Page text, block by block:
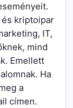
kriptoipar
IT,
mind
Emellett
Ha
a
címen.